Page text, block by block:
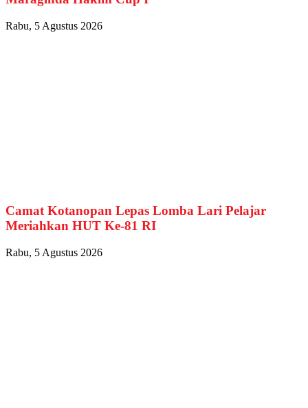
Rabu, 5 Agustus 2026
Camat Kotanopan Lepas Lomba Lari Pelajar
Meriahkan HUT Ke-81 RI
Rabu, 5 Agustus 2026